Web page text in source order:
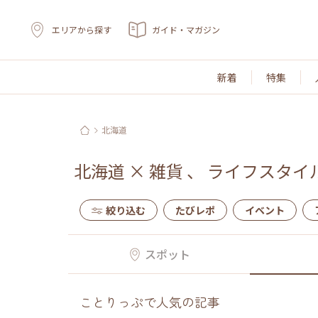
エリアから探す ガイド・マガジン
新着 特集
北海道
北海道 × 雑貨 、 ライフスタイ
絞り込む たびレポ イベント
スポット
ことりっぷで人気の記事